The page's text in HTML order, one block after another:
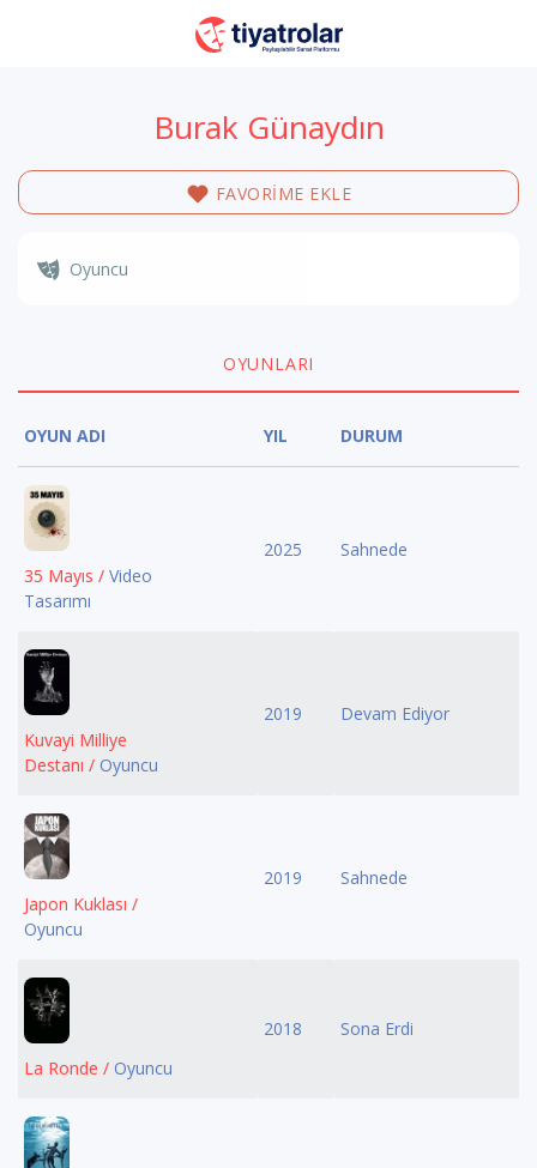
Burak Günaydın
FAVORİME EKLE
Oyuncu
OYUNLARI
OYUN ADI YIL DURUM
35 Mayıs / Video
Tasarımı
2025 Sahnede
Kuvayi Milliye
Destanı / Oyuncu
2019 Devam Ediyor
Japon Kuklası /
Oyuncu
2019 Sahnede
La Ronde / Oyuncu
2018 Sona Erdi